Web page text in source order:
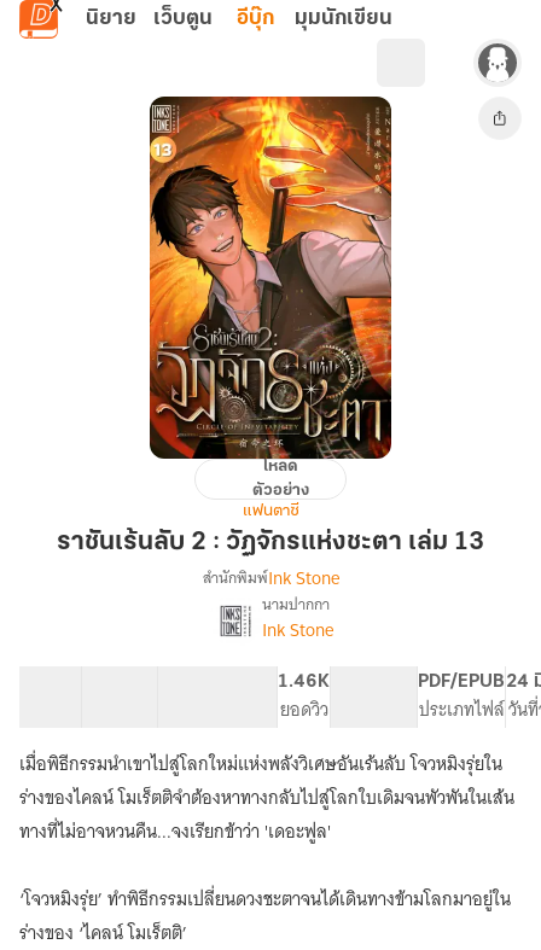
ข้ามไปยังเนื้อหาหลัก
นิยาย เว็บตูน อีบุ๊ก มุมนักเขียน
ราชัน
ลับ
13
โหลด
ตัวอย่าง
แฟนตาซี
ราชันเร้นลับ 2 : วัฏจักรแห่งชะตา เล่ม 13
เรื่อง
ราชัน
เร้น
ลับ
วัฏจักร
แห่ง
ชะตา
(Circle
สำนักพิมพ์Ink Stone
นามปากกา
Ink Stone
1.46K
ยอดวิว
PDF/EPUB
ประเภทไฟล์
24
วัน
เมื่อพิธีกรรมนำเขาไปสู่โลกใหม่แห่งพลังวิเศษอันเร้นลับ โจวหมิงรุ่ยใน
ร่างของไคลน์ โมเร็ตติจำต้องหาทางกลับไปสู่โลกใบเดิมจนพัวพันในเส้น
ทางที่ไม่อาจหวนคืน...จงเรียกข้าว่า 'เดอะฟูล'
‘โจวหมิงรุ่ย’ ทำพิธีกรรมเปลี่ยนดวงชะตาจนได้เดินทางข้ามโลกมาอยู่ใน
ร่างของ ‘ไคลน์ โมเร็ตติ’